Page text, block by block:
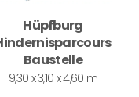
Hüpfburg
Baustelle
9,30 x 3,10 x 4,60 m